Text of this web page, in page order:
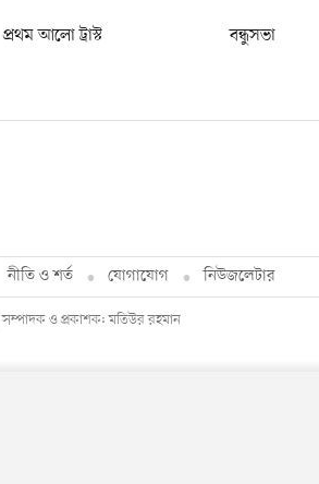
প্রথম আলো ট্রাস্ট বন্ধুসভা
নীতি ও শর্ত যোগাযোগ নিউজলেটার
সম্পাদক ও প্রকাশক: মতিউর রহমান